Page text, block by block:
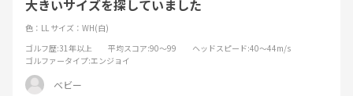
大きいサイズを探していました
色：LL サイズ：WH(白)
ゴルフ歴:31年以上 平均スコア:90～99 ヘッドスピード:40～44m/s
ゴルファータイプ:エンジョイ
ベビー